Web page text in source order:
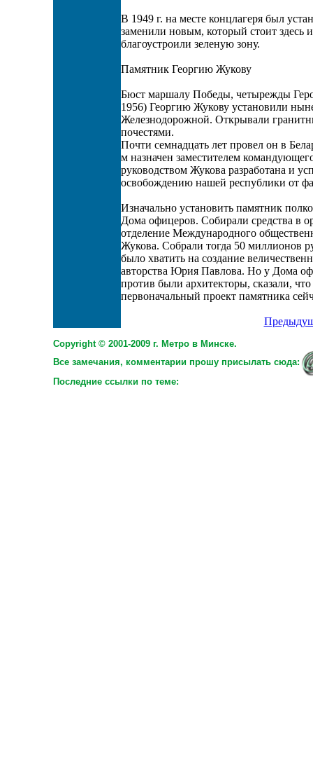
В 1949 г. на месте концлагеря был
заменили новым, который стоит здесь
благоустроили зеленую зону.
Памятник Георгию Жукову
Бюст маршалу Победы, четырежды
1956) Георгию Жукову установили
Железнодорожной. Открывали
почестями.
Почти семнадцать лет провел он в
м назначен заместителем
руководством Жукова разработана и
освобождению нашей республики от
Изначально установить памятник
Дома офицеров. Собирали средства в
отделение Международного
Жукова. Собрали тогда 50 миллионов
было хватить на создание
авторства Юрия Павлова. Но у Дома
против были архитекторы, сказали,
первоначальный проект памятника
Copyright © 2001-2009 г. Метро в Минске.
Все замечания, комментарии прошу присылать сюда:
Последние ссылки по теме: